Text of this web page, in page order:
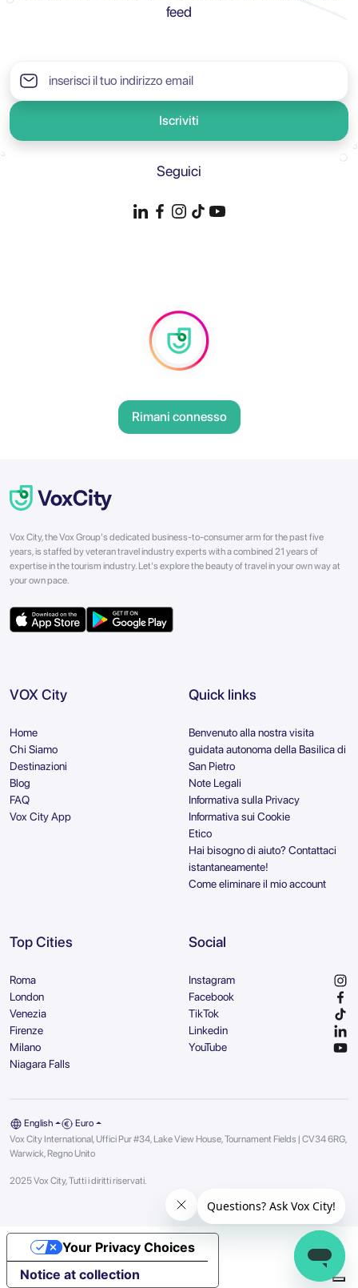
feed
Iscriviti
Seguici
Rimani connesso
Vox City, the Vox Group's dedicated business-to-consumer arm for the past five
years, is staffed by veteran travel industry experts with a combined 21 years of
expertise in the tourism industry. Let's explore the beauty of travel in your own way at
your own pace.
VOX City
Home
Chi Siamo
Destinazioni
Blog
FAQ
Vox City App
Quick links
Benvenuto alla nostra visita
guidata autonoma della Basilica di
San Pietro
Note Legali
Informativa sulla Privacy
Informativa sui Cookie
Etico
Hai bisogno di aiuto? Contattaci
istantaneamente!
Come eliminare il mio account
Top Cities
Roma
London
Venezia
Firenze
Milano
Niagara Falls
Social
Instagram
Facebook
TikTok
Linkedin
YouTube
English
Euro
Vox City International, Uffici Pur #34, Lake View House, Tournament Fields | CV34 6RG,
Warwick, Regno Unito
2025 Vox City, Tutti i diritti riservati.
Notice at collection
Your Privacy Choices